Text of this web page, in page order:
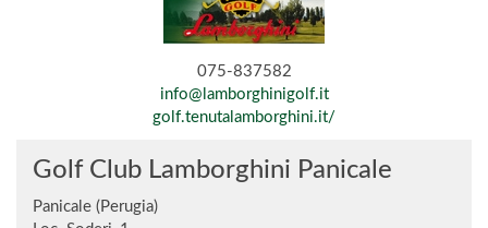
075-837582
info@lamborghinigolf.it
golf.tenutalamborghini.it/
Golf Club Lamborghini Panicale
Panicale (Perugia)